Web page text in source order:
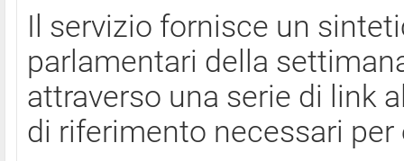
Il servizio fornisce un
parlamentari della
attraverso una serie di link
di riferimento necessari